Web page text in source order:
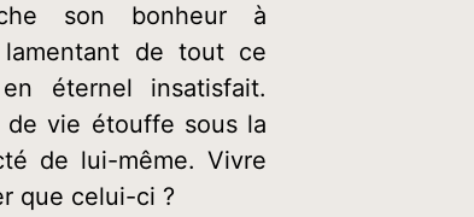
son bonheur à
lamentant de tout ce
éternel insatisfait.
de vie étouffe sous la
de lui-même. Vivre
que celui-ci ?